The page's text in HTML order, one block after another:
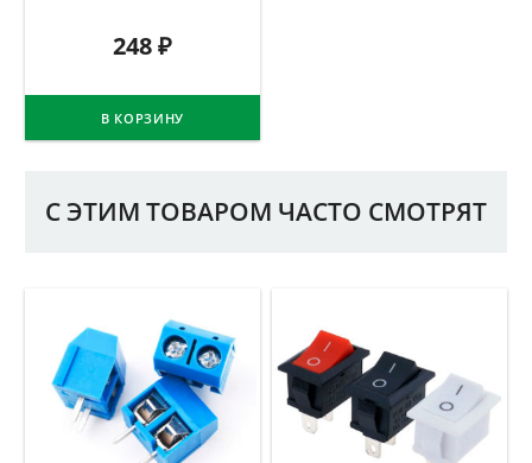
248₽
В КОРЗИНУ
С ЭТИМ ТОВАРОМ ЧАСТО СМОТРЯТ